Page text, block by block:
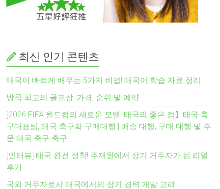
최신 인기 콘텐츠
태국어 빠르게 배우는 5가지 비법! 태국어 학습 자료 정리
방콕 최고의 골프장: 가격, 순위 및 예약
[2026 FIFA 월드컵의 새로운 모델! 태국의 좋은 점】태국 축
구대표팀, 태국 축구화 구매대행 | 배송 대행, 구매 대행 및 주
문 태국 축구 축구
[인터뷰] 태국 완전 정착! 주재원에서 장기 거주자가 된 리얼
후기
국외 거주자로서 태국에서의 장기 경력 개발 고려